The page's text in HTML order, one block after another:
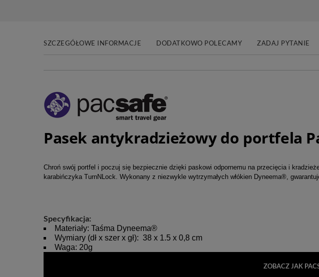
SZCZEGÓŁOWE INFORMACJE DODATKOWO POLECAMY ZADAJ PYTANIE
Pasek antykradzieżowy do portfela
Chroń swój portfel i poczuj się bezpiecznie dzięki paskowi odpornemu na przecięcia i
karabińczyka TurnNLock. Wykonany z niezwykle wytrzymałych włókien Dyneema®,
Specyfikacja:
Materiały: Taśma Dyneema®
Wymiary (dł x szer x gł): 38 x 1.5 x 0,8 cm
Waga: 20g
ZOBACZ JAK